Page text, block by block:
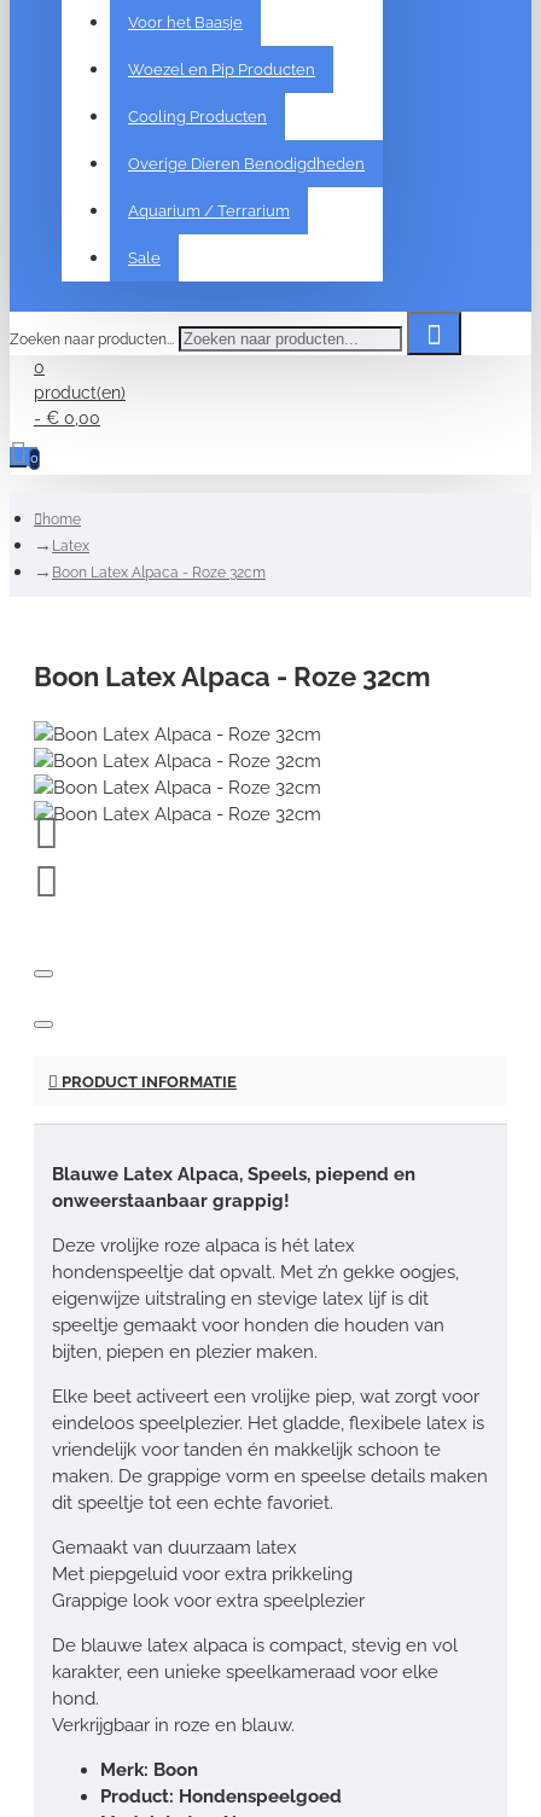
Voor het Baasje
Woezel en Pip Producten
Cooling Producten
Overige Dieren Benodigdheden
Aquarium / Terrarium
Sale
Zoeken naar producten...
0
product(en)
- € 0,00
0
home
Latex
Boon Latex Alpaca - Roze 32cm
Boon Latex Alpaca - Roze 32cm
PRODUCT INFORMATIE
Blauwe Latex Alpaca, Speels, piepend en
onweerstaanbaar grappig!
Deze vrolijke roze alpaca is hét latex
hondenspeeltje dat opvalt. Met z’n gekke oogjes,
eigenwijze uitstraling en stevige latex lijf is dit
speeltje gemaakt voor honden die houden van
bijten, piepen en plezier maken.
Elke beet activeert een vrolijke piep, wat zorgt voor
eindeloos speelplezier. Het gladde, flexibele latex is
vriendelijk voor tanden én makkelijk schoon te
maken. De grappige vorm en speelse details maken
dit speeltje tot een echte favoriet.
Gemaakt van duurzaam latex
Met piepgeluid voor extra prikkeling
Grappige look voor extra speelplezier
De blauwe latex alpaca is compact, stevig en vol
karakter, een unieke speelkameraad voor elke
hond.
Verkrijgbaar in roze en blauw.
Merk: Boon
Product: Hondenspeelgoed